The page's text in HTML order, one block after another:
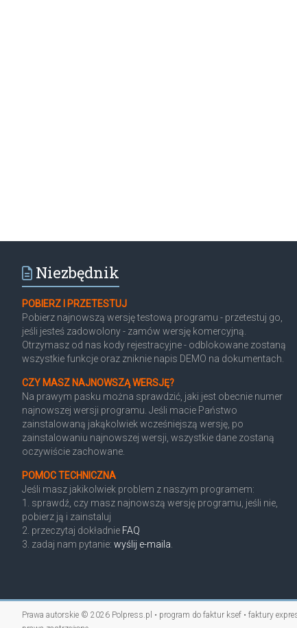
Niezbędnik
POBIERZ I PRZETESTUJ
Pobierz najnowszą wersję testową programu - przetestuj go,
jeśli jesteś zadowolony - zamów wersję komercyjną.
Otrzymasz od nas kody rejestracyjne - odblokowane zostaną
wszystkie funkcje oraz zniknie napis DEMO na dokumentach.
CZY MASZ NAJNOWSZĄ WERSJĘ?
Na prawym pasku można sprawdzić, jaki jest obecnie numer
najnowszej wersji programu. Jeśli macie Państwo
zainstalowaną jakąkolwiek wcześniejszą wersję, po
zainstalowaniu najnowszej wersji, wszystkie dane zostaną
oczywiście zachowane.
POMOC TECHNICZNA
Jeśli masz jakikolwiek problem z naszym programem:
1. sprawdź, czy masz najnowszą wersję programu, jeśli nie,
pobierz ją i zainstaluj
2. przeczytaj dokładnie FAQ
3. zadaj nam pytanie: wyślij e-maila
Prawa autorskie © 2026 Polpress.pl • program do faktur ksef • faktury